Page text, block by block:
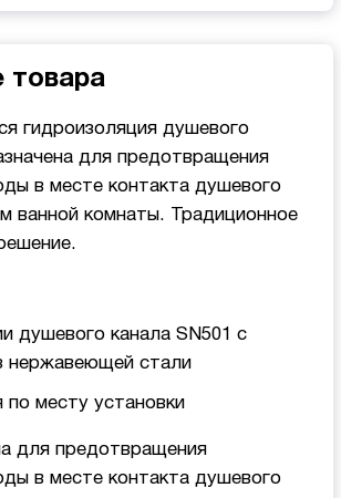
товара
гидроизоляция душевого
для предотвращения
в месте контакта душевого
ванной комнаты. Традиционное
душевого канала SN501 с
нержавеющей стали
по месту установки
для предотвращения
в месте контакта душевого